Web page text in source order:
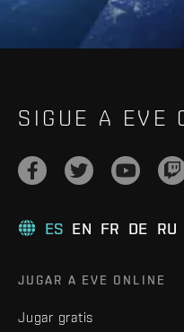
SIGUE A EVE
ES EN FR DE RU
JUGAR A EVE ONLINE
Jugar gratis